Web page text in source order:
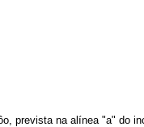
prevista na alínea "a" do